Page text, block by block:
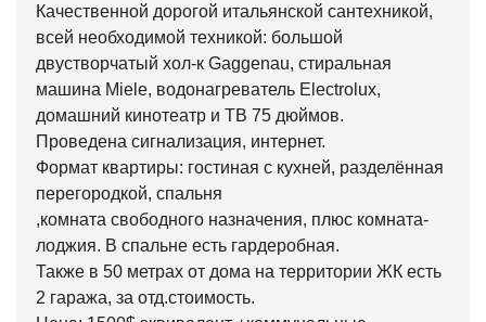
Качественной дорогой итальянской сантехникой,
всей необходимой техникой: большой
двустворчатый хол-к Gaggenau, стиральная
машина Miele, водонагреватель Electrolux,
домашний кинотеатр и ТВ 75 дюймов.
Проведена сигнализация, интернет.
Формат квартиры: гостиная с кухней, разделённая
перегородкой, спальня
,комната свободного назначения, плюс комната-
лоджия. В спальне есть гардеробная.
Также в 50 метрах от дома на территории ЖК есть
2 гаража, за отд.стоимость.